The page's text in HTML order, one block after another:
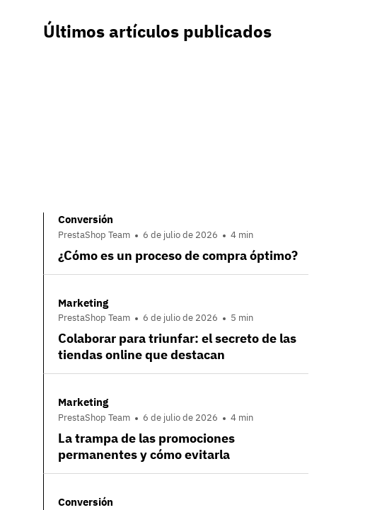
Últimos artículos publicados
Conversión
PrestaShop Team 6 de julio de 2026 4 min
¿Cómo es un proceso de compra óptimo?
Marketing
PrestaShop Team 6 de julio de 2026 5 min
Colaborar para triunfar: el secreto de las
tiendas online que destacan
Marketing
PrestaShop Team 6 de julio de 2026 4 min
La trampa de las promociones
permanentes y cómo evitarla
Conversión